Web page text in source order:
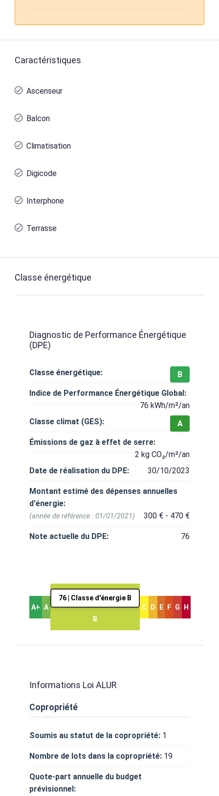
Caractéristiques
Ascenseur
Balcon
Climatisation
Digicode
Interphone
Terrasse
Classe énergétique
Diagnostic de Performance Énergétique
(DPE)
Classe énergétique:
B
Indice de Performance Énergétique Global:
76 kWh/m²/an
Classe climat (GES):
A
Émissions de gaz à effet de serre:
2 kg CO₂/m²/an
Date de réalisation du DPE:
30/10/2023
Montant estimé des dépenses annuelles
d'énergie:
300 € - 470 €
(année de référence : 01/01/2021)
Note actuelle du DPE: 76
A+ A
76 | Classe d'énergie B
B
C D E F G H
Informations Loi ALUR
Copropriété
Soumis au statut de la copropriété: 1
Nombre de lots dans la copropriété: 19
Quote-part annuelle du budget
prévisionnel: